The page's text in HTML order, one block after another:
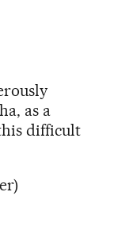
as a
difficult